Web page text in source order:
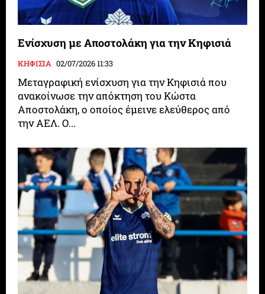
Ενίσχυση με Αποστολάκη για την Κηφισιά
ΚΗΦΙΣΙΑ 02/07/2026 11:33
Μεταγραφική ενίσχυση για την Κηφισιά που
ανακοίνωσε την απόκτηση του Κώστα
Αποστολάκη, ο οποίος έμεινε ελεύθερος από
την ΑΕΛ. Ο...